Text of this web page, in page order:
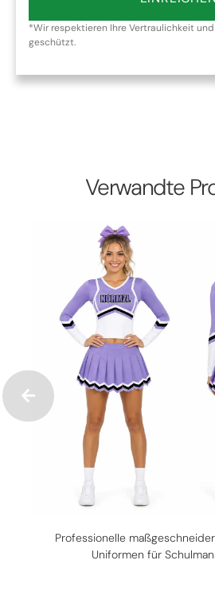
*Wir respektieren Ihre Vertraulichkeit
geschützt.
Verwandte
Professionelle
Uniformen für